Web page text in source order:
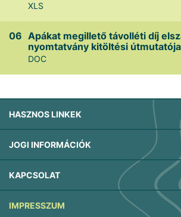
XLS
Apákat megillető távolléti díj
nyomtatvány kitöltési útmutatója
DOC
HASZNOS LINKEK
JOGI INFORMÁCIÓK
KAPCSOLAT
IMPRESSZUM